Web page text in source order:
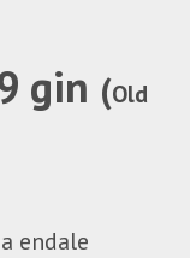
gin (Old
endale